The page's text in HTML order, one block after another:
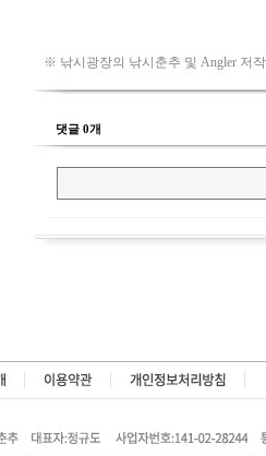
※ 낚시광장의 낚시춘추 및 Angler 저
댓글 0개